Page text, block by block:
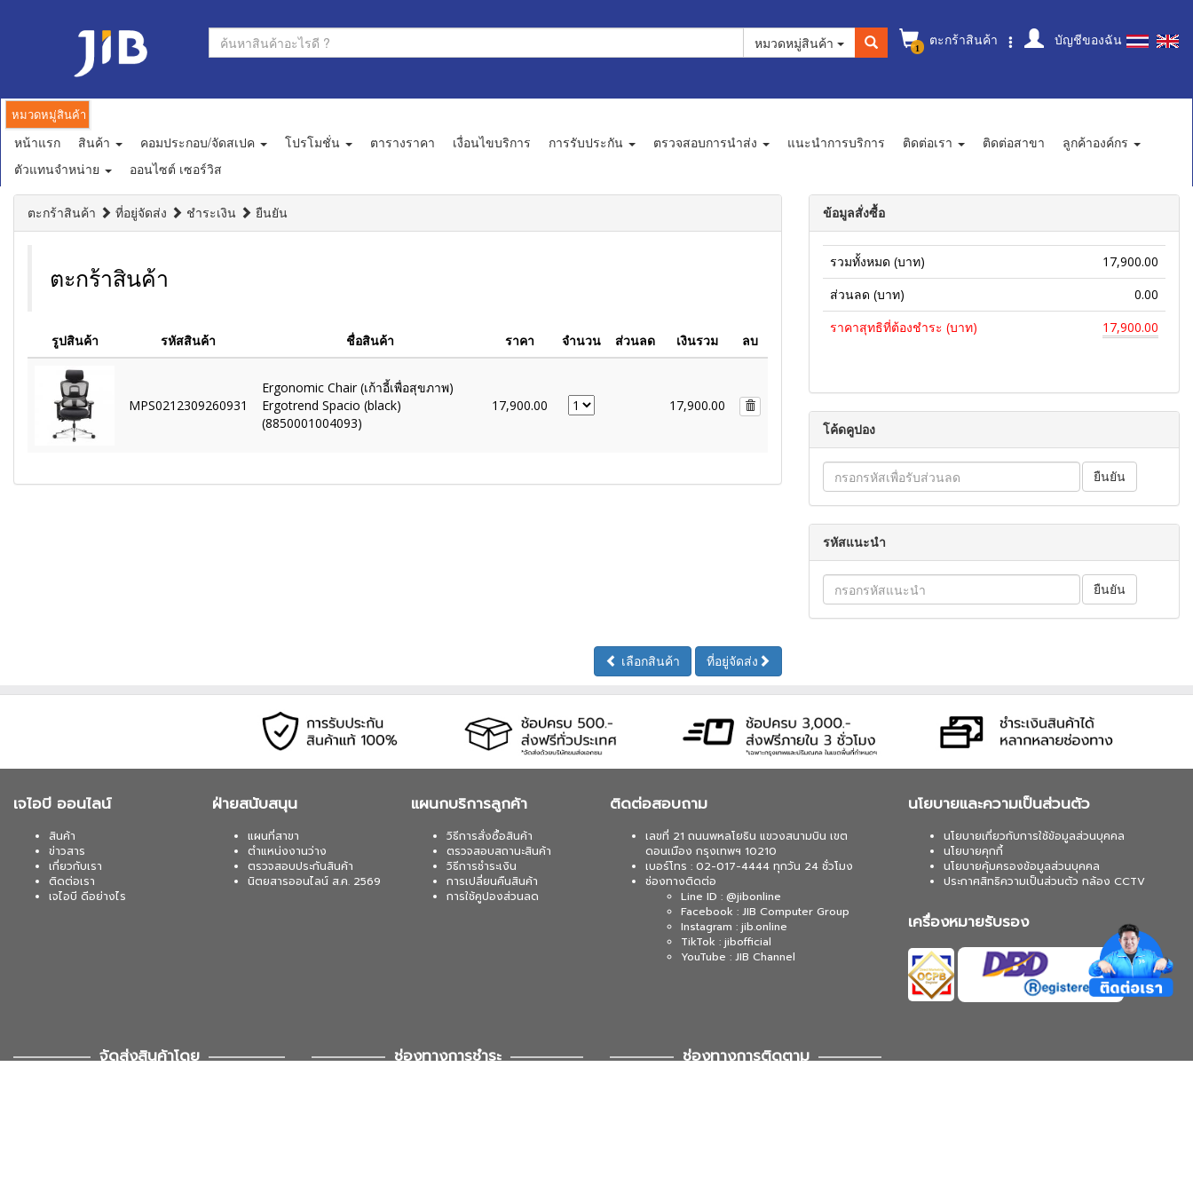
1 ตะกร้าสินค้า บัญชีของฉัน
หมวดหมู่สินค้า
หมวดหมู่สินค้า
หน้าแรก สินค้า คอมประกอบ/จัดสเปค โปรโมชั่น ตารางราคา เงื่อนไขบริการ การรับประกัน ตรวจสอบการนำส่ง แนะนำการบริการ ติดต่อเรา ติดต่อสาขา
ลูกค้าองค์กร
ตัวแทนจำหน่าย
ออนไซต์ เซอร์วิส
ตะกร้าสินค้า ที่อยู่จัดส่ง ชำระเงิน ยืนยัน
ตะกร้าสินค้า
รูปสินค้า รหัสสินค้า ชื่อสินค้า ราคา จำนวน ส่วนลด เงินรวม ลบ
MPS0212309260931
Ergonomic Chair (เก้าอี้เพื่อสุขภาพ)
Ergotrend Spacio (black)
(8850001004093)
17,900.00 17,900.00
ข้อมูลสั่งซื้อ
รวมทั้งหมด (บาท)
17,900.00
ส่วนลด (บาท)
0.00
ราคาสุทธิที่ต้องชำระ (บาท)
17,900.00
โค้ดคูปอง
รหัสแนะนำ
เลือกสินค้า ที่อยู่จัดส่ง
เจไอบี ออนไลน์
สินค้า
ข่าวสาร
เกี่ยวกับเรา
ติดต่อเรา
เจไอบี ดีอย่างไร
ฝ่ายสนับสนุน
แผนที่สาขา
ตำแหน่งงานว่าง
ตรวจสอบประกันสินค้า
นิตยสารออนไลน์ ส.ค. 2569
แผนกบริการลูกค้า
วิธีการสั่งซื้อสินค้า
ตรวจสอบสถานะสินค้า
วิธีการชำระเงิน
การเปลี่ยนคืนสินค้า
การใช้คูปองส่วนลด
ติดต่อสอบถาม
เลขที่ 21 ถนนพหลโยธิน แขวงสนามบิน เขต
ดอนเมือง กรุงเทพฯ 10210
เบอร์โทร : 02-017-4444 ทุกวัน 24 ชั่วโมง
ช่องทางติดต่อ
Line ID : @jibonline
Facebook : JIB Computer Group
Instagram : jib.online
TikTok : jibofficial
YouTube : JIB Channel
นโยบายและความเป็นส่วนตัว
นโยบายเกี่ยวกับการใช้ข้อมูลส่วนบุคคล
นโยบายคุกกี้
นโยบายคุ้มครองข้อมูลส่วนบุคคล
ประกาศสิทธิความเป็นส่วนตัว กล้อง CCTV
เครื่องหมายรับรอง
จัดส่งสินค้าโดย ช่องทางการชำระ ช่องทางการติดตาม